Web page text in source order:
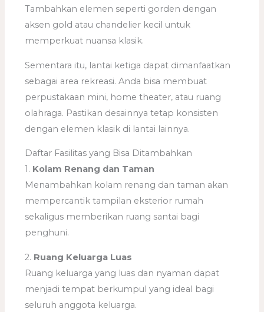
Tambahkan elemen seperti gorden dengan
aksen gold atau chandelier kecil untuk
memperkuat nuansa klasik.
Sementara itu, lantai ketiga dapat dimanfaatkan
sebagai area rekreasi. Anda bisa membuat
perpustakaan mini, home theater, atau ruang
olahraga. Pastikan desainnya tetap konsisten
dengan elemen klasik di lantai lainnya.
Daftar Fasilitas yang Bisa Ditambahkan
1. Kolam Renang dan Taman
Menambahkan kolam renang dan taman akan
mempercantik tampilan eksterior rumah
sekaligus memberikan ruang santai bagi
penghuni.
2. Ruang Keluarga Luas
Ruang keluarga yang luas dan nyaman dapat
menjadi tempat berkumpul yang ideal bagi
seluruh anggota keluarga.